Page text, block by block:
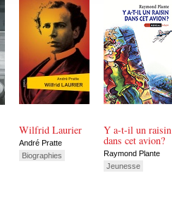
Wilfrid Laurier
André Pratte
Biographies
Y a-t-il un raisin
dans cet avion?
Raymond Plante
Jeunesse